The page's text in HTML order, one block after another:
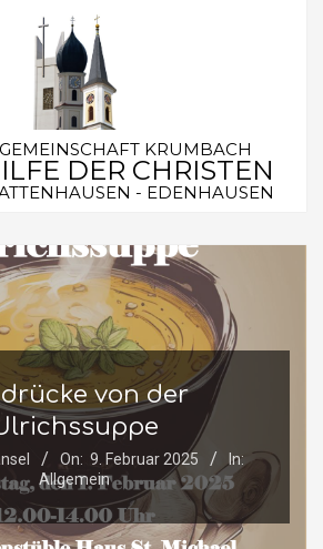
KRUMBACH
DER CHRISTEN
- EDENHAUSEN
von der
On: 9. Februar 2025
In:
Allgemein